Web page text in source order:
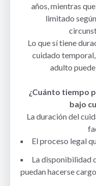
años, mientras
limitado
Lo que sí tiene
cuidado
adulto
¿Cuánto tiempo
bajo
La duración del
El proceso legal
La disponibilidad
puedan hacerse cargo